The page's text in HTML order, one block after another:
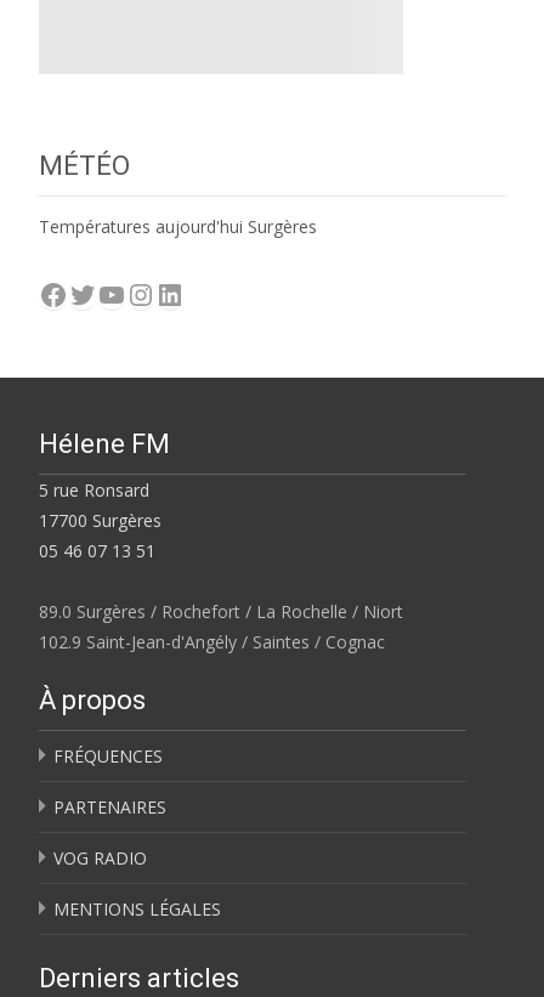
MÉTÉO
Températures aujourd'hui Surgères
Facebook
Twitter
YouTube
Instagram
LinkedIn
Hélene FM
5 rue Ronsard
17700 Surgères
05 46 07 13 51
89.0 Surgères / Rochefort / La Rochelle / Niort
102.9 Saint-Jean-d'Angély / Saintes / Cognac
À propos
FRÉQUENCES
PARTENAIRES
VOG RADIO
MENTIONS LÉGALES
Derniers articles